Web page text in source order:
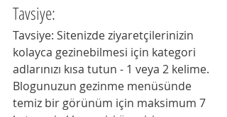
Tavsiye:
Tavsiye: Sitenizde ziyaretçilerinizin
kolayca gezinebilmesi için kategori
adlarınızı kısa tutun - 1 veya 2 kelime.
Blogunuzun gezinme menüsünde
temiz bir görünüm için maksimum 7